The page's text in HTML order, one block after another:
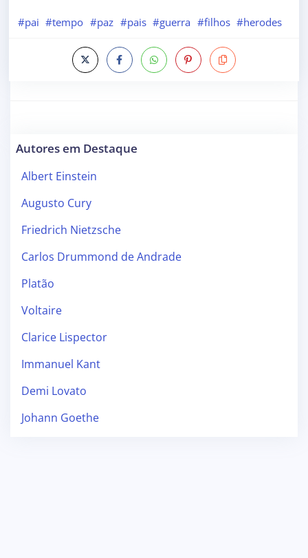
#pai #tempo #paz #pais #guerra #filhos #herodes
Autores em Destaque
Albert Einstein
Augusto Cury
Friedrich Nietzsche
Carlos Drummond de Andrade
Platão
Voltaire
Clarice Lispector
Immanuel Kant
Demi Lovato
Johann Goethe